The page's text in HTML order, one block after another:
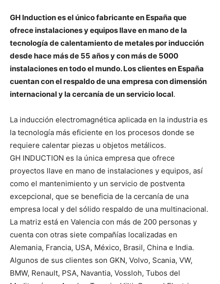
GH Induction es el único fabricante en España que
ofrece instalaciones y equipos llave en mano de la
tecnología de calentamiento de metales por inducción
desde hace más de 55 años y con más de 5000
instalaciones en todo el mundo. Los clientes en España
cuentan con el respaldo de una empresa con dimensión
internacional y la cercanía de un servicio local.
La inducción electromagnética aplicada en la industria es
la tecnología más eficiente en los procesos donde se
requiere calentar piezas u objetos metálicos.
GH INDUCTION es la única empresa que ofrece
proyectos llave en mano de instalaciones y equipos, así
como el mantenimiento y un servicio de postventa
excepcional, que se beneficia de la cercanía de una
empresa local y del sólido respaldo de una multinacional.
La matriz está en Valencia con más de 200 personas y
cuenta con otras siete compañías localizadas en
Alemania, Francia, USA, México, Brasil, China e India.
Algunos de sus clientes son GKN, Volvo, Scania, VW,
BMW, Renault, PSA, Navantia, Vossloh, Tubos del